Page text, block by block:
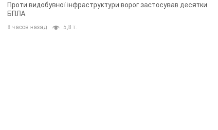
Проти видобувної інфраструктури ворог застосував десятки
БПЛА
8 часов назад 5,8 т.